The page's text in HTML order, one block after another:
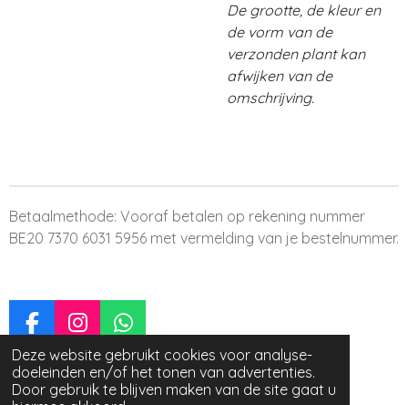
Deze website gebruikt cookies voor analyse-
doeleinden en/of het tonen van advertenties.
Door gebruik te blijven maken van de site gaat u
De grootte, de kleur en
de vorm van de
verzonden plant kan
afwijken van de
omschrijving.
Betaalmethode: Vooraf betalen op rekening nummer
BE20 7370 6031 5956 met vermelding van je bestelnummer.
F
a
c
e
I
n
s
t
W
h
a
t
© 2023 - 2026 Terrariums By Evi
Powered by JouwWeb